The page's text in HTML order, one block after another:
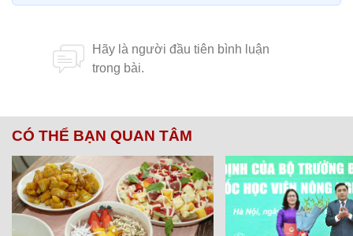
CÓ THỂ BẠN QUAN TÂM